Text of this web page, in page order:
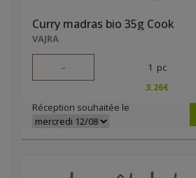
Curry madras bio 35g Cook
VAJRA
- 1 pc
3.26€
Réception souhaitée le